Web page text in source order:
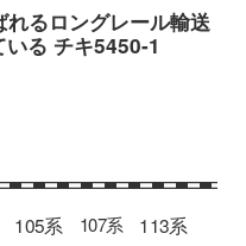
105系 107系 113系